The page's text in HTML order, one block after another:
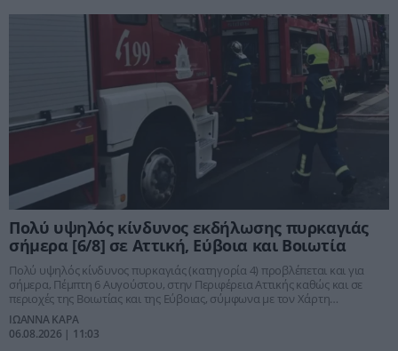
Πολύ υψηλός κίνδυνος εκδήλωσης πυρκαγιάς
σήμερα [6/8] σε Αττική, Εύβοια και Βοιωτία
Πολύ υψηλός κίνδυνος πυρκαγιάς (κατηγορία 4) προβλέπεται και για
σήμερα, Πέμπτη 6 Αυγούστου, στην Περιφέρεια Αττικής καθώς και σε
περιοχές της Βοιωτίας και της Εύβοιας, σύμφωνα με τον Χάρτη
Πρόβλεψης Κινδύνου Πυρκαγιάς που εκδίδει η Γενική Γραμματεία
Πολιτικής Προστασίας του υπουργείου Κλιματικής Κρίσης και Πολιτικής
Προστασίας.
ΙΩΑΝΝΑ ΚΑΡΑ
06.08.2026 | 11:03